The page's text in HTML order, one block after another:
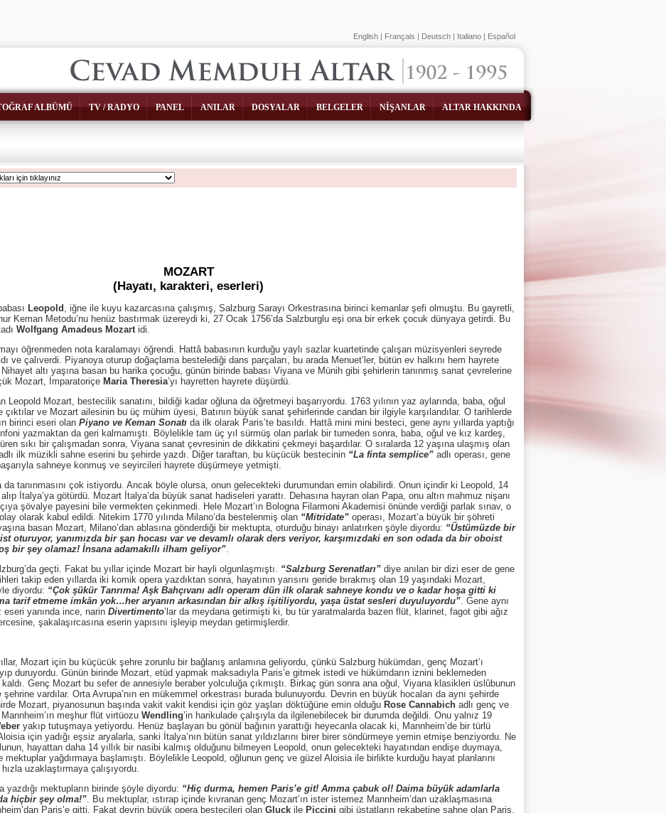
ALBÜMÜ TV / RADYO PANEL ANILAR DOSYALAR BELGELER NİŞANLAR ALTAR HAKKINDA
English | Français | Deutsch | Italiano | Español
MOZART
(Hayatı, karakteri, eserleri)
Leopold , iğne ile kuyu kazarcasına çalışmış, Salzburg Sarayı Orkestrasına birinci kemanlar şefi olmuştu. Bu gayretli,
Keman Metodu’nu henüz bastırmak üzereydi ki, 27 Ocak 1756’da Salzburglu eşi ona bir erkek çocuk dünyaya getirdi. Bu
Wolfgang Amadeus Mozartidi.
nota karalamayı öğrendi. Hattâ babasının kurduğu yaylı sazlar kuartetinde çalışan müzisyenleri seyrede
ve çalıverdi. Piyanoya oturup doğaçlama bestelediği dans parçaları, bu arada Menuet’ler, bütün ev halkını hem hayrete
altı yaşına basan bu harika çocuğu, günün birinde babası Viyana ve Münih gibi şehirlerin tanınmış sanat çevrelerine
Mozart, İmparatoriçe Maria Theresia’yı hayretten hayrete düşürdü.
Mozart, bestecilik sanatını, bildiği kadar oğluna da öğretmeyi başarıyordu. 1763 yılının yaz aylarında, baba, oğul
ve Mozart ailesinin bu üç mühim üyesi, Batının büyük sanat şehirlerinde candan bir ilgiyle karşılandılar. O tarihlerde
birinci eseri olan Piyano ve Keman Sonatı da ilk olarak Paris’te basıldı. Hattâ mini mini besteci, gene aynı yıllarda yaptığı
yazmaktan da geri kalmamıştı. Böylelikle tam üç yıl sürmüş olan parlak bir turneden sonra, baba, oğul ve kız kardeş,
sıkı bir çalışmadan sonra, Viyana sanat çevresinin de dikkatini çekmeyi başardılar. O sıralarda 12 yaşına ulaşmış olan
ilk müzikli sahne eserini bu şehirde yazdı. Diğer taraftan, bu küçücük bestecinin “La finta semplice” adlı operası, gene
sahneye konmuş ve seyircileri hayrete düşürmeye yetmişti.
çok istiyordu. Ancak böyle olursa, onun gelecekteki durumundan emin olabilirdi. Onun içindir ki Leopold, 14
İtalya’ya götürdü. Mozart İtalya’da büyük sanat hadiseleri yarattı. Dehasına hayran olan Papa, onu altın mahmuz nişanı
şövalye payesini bile vermekten çekinmedi. Hele Mozart’ın Bologna Filarmoni Akademisi önünde verdiği parlak sınav, o
olarak kabul edildi. Nitekim 1770 yılında Milano’da bestelenmiş olan “Mitridate” operası, Mozart’a büyük bir şöhreti
basan Mozart, Milano’dan ablasına gönderdiği bir mektupta, oturduğu binayı anlatırken şöyle diyordu: “Üstümüzde bir
oturuyor, yanımızda bir şan hocası var ve devamlı olarak ders veriyor, karşımızdaki en son odada da bir oboist
bir şey olamaz! İnsana adamakıllı ilham geliyor”.
geçti. Fakat bu yıllar içinde Mozart bir hayli olgunlaşmıştı. “Salzburg Serenatları” diye anılan bir dizi eser de gene
takip eden yıllarda iki komik opera yazdıktan sonra, hayatının yarısını geride bırakmış olan 19 yaşındaki Mozart,
diyordu: “Çok şükür Tanrıma! Aşk Bahçıvanı adlı operam dün ilk olarak sahneye kondu ve o kadar hoşa gitti ki
tarif etmeme imkân yok…her aryanın arkasından bir alkış işitiliyordu, yaşa üstat sesleri duyuluyordu”. Gene aynı
yanında ince, narin Divertimento’lar da meydana getirmişti ki, bu tür yaratmalarda bazen flüt, klarinet, fagot gibi ağız
şakalaşırcasına eserin yapısını işleyip meydan getirmişlerdir.
için bu küçücük şehre zorunlu bir bağlanış anlamına geliyordu, çünkü Salzburg hükümdarı, genç Mozart’ı
duruyordu. Günün birinde Mozart, etüd yapmak maksadıyla Paris’e gitmek istedi ve hükümdarın iznini beklemeden
Genç Mozart bu sefer de annesiyle beraber yolculuğa çıkmıştı. Birkaç gün sonra ana oğul, Viyana klasikleri üslûbunun
şehrine vardılar. Orta Avrupa’nın en mükemmel orkestrası burada bulunuyordu. Devrin en büyük hocaları da aynı şehirde
Mozart, piyanosunun başında vakit vakit kendisi için göz yaşları döktüğüne emin olduğu Rose Cannabich adlı genç ve
meşhur flüt virtüozu Wendling’in harikulade çalışıyla da ilgilenebilecek bir durumda değildi. Onu yalnız 19
yakıp tutuşmaya yetiyordu. Henüz başlayan bu gönül bağının yarattığı heyecanla olacak ki, Mannheim’de bir türlü
için yadığı eşsiz aryalarla, sanki İtalya’nın bütün sanat yıldızlarını birer birer söndürmeye yemin etmişe benziyordu. Ne
hayattan daha 14 yıllık bir nasibi kalmış olduğunu bilmeyen Leopold, onun gelecekteki hayatından endişe duymaya,
mektuplar yağdırmaya başlamıştı. Böylelikle Leopold, oğlunun genç ve güzel Aloisia ile birlikte kurduğu hayat planlarını
uzaklaştırmaya çalışıyordu.
mektupların birinde şöyle diyordu: “Hiç durma, hemen Paris’e git! Amma çabuk ol! Daima büyük adamlarla
hiçbir şey olma!”. Bu mektuplar, ıstırap içinde kıvranan genç Mozart’ın ister istemez Mannheim’dan uzaklaşmasına
Paris’e gitti. Fakat devrin büyük opera bestecileri olan Gluck ile Piccini gibi üstatların rekabetine sahne olan Paris,